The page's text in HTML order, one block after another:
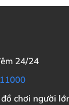
24/24
chơi người